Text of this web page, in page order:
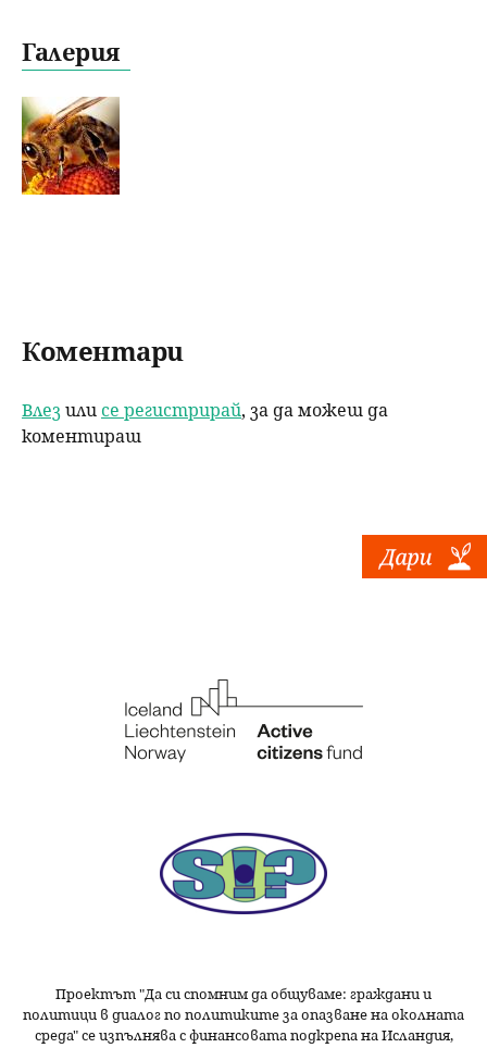
o
k
Галерия
Коментари
Влезили се регистрирай, за да можеш да
коментираш
Проектът "Да си спомним даобщуваме: граждани и
политици в диалог по политиките за опазване на околната
среда" се изпълнява с финансовата подкрепа на Исландия,